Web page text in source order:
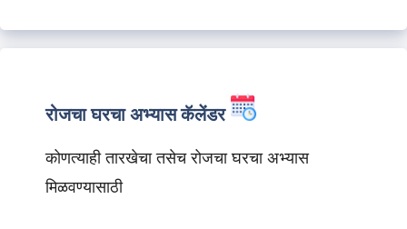
रोजचा घरचा अभ्यास कॅलेंडर
कोणत्याही तारखेचा तसेच रोजचा घरचा अभ्यास
मिळवण्यासाठी